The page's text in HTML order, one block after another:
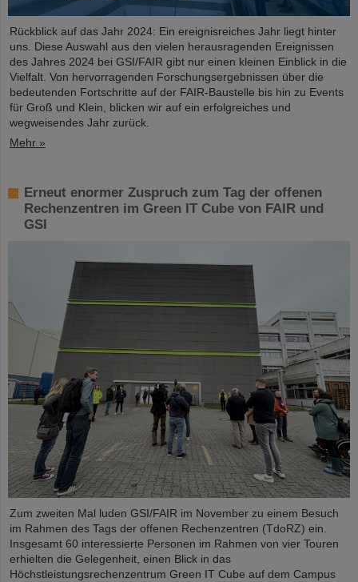
Rückblick auf das Jahr 2024: Ein ereignisreiches Jahr liegt hinter
uns. Diese Auswahl aus den vielen herausragenden Ereignissen
des Jahres 2024 bei GSI/FAIR gibt nur einen kleinen Einblick in die
Vielfalt. Von hervorragenden Forschungsergebnissen über die
bedeutenden Fortschritte auf der FAIR-Baustelle bis hin zu Events
für Groß und Klein, blicken wir auf ein erfolgreiches und
wegweisendes Jahr zurück.
Mehr »
Erneut enormer Zuspruch zum Tag der offenen
Rechenzentren im Green IT Cube von FAIR und
GSI
Zum zweiten Mal luden GSI/FAIR im November zu einem Besuch
im Rahmen des Tags der offenen Rechenzentren (TdoRZ) ein.
Insgesamt 60 interessierte Personen im Rahmen von vier Touren
erhielten die Gelegenheit, einen Blick in das
Höchstleistungsrechenzentrum Green IT Cube auf dem Campus